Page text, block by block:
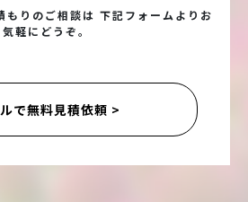
もりのご相談は 下記フォームよりお
気軽にどうぞ。
で無料見積依頼 >